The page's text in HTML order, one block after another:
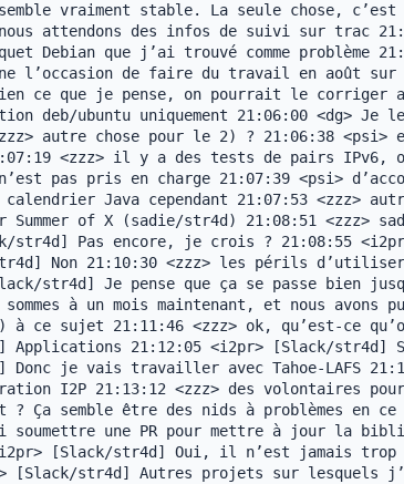
vraiment stable. La seule chose,
attendons des infos de suivi sur trac
Debian que j’ai trouvé comme problème
l’occasion de faire du travail en août sur
ce que je pense, on pourrait le corriger
deb/ubuntu uniquement 21:06:00 <dg> Je
autre chose pour le 2) ? 21:06:38 <psi>
<zzz> il y a des tests de pairs IPv6,
pas pris en charge 21:07:39 <psi>
Java cependant 21:07:53 <zzz>
Summer of X (sadie/str4d) 21:08:51 <zzz>
str4d] Pas encore, je crois ? 21:08:55
Non 21:10:30 <zzz> les périls
str4d] Je pense que ça se passe bien
à un mois maintenant, et nous
à ce sujet 21:11:46 <zzz> ok, qu’est-ce
Applications 21:12:05 <i2pr> [Slack/str4d]
je vais travailler avec Tahoe-LAFS
I2P 21:13:12 <zzz> des volontaires
Ça semble être des nids à problèmes en ce
une PR pour mettre à jour la
[Slack/str4d] Oui, il n’est jamais
[Slack/str4d] Autres projets sur lesquels